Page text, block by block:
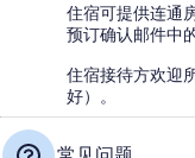
住宿可提供连通
预订确认邮件中
住宿接待方欢迎
好）。